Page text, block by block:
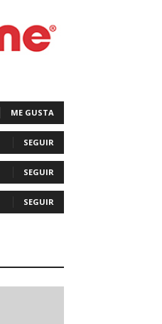
ME GUSTA
SEGUIR
SEGUIR
SEGUIR